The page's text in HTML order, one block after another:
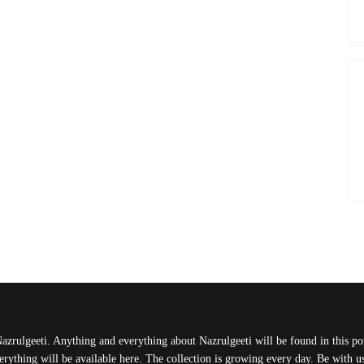
Anything and everything about Nazrulgeeti will be found in this
will be available here. The collection is growing every day. Be with